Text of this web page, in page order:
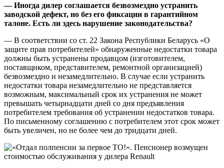
— Иногда дилер соглашается безвозмездно устранить
заводской дефект, но без его фиксации в гарантийном
талоне. Есть ли здесь нарушение законодательства?
— В соответствии со ст. 22 Закона Республики Беларусь «О
защите прав потребителей» обнаруженные недостатки товара
должны быть устранены продавцом (изготовителем,
поставщиком, представителем, ремонтной организацией)
безвозмездно и незамедлительно. В случае если устранить
недостатки товара незамедлительно не представляется
возможным, максимальный срок их устранения не может
превышать четырнадцати дней со дня предъявления
потребителем требования об устранении недостатков товара.
По письменному соглашению с потребителем этот срок может
быть увеличен, но не более чем до тридцати дней.